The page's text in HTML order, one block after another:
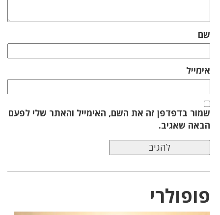
שם
אימייל
שמור בדפדפן זה את השם, האימייל והאתר שלי לפעם
הבאה שאגיב.
פופולרי